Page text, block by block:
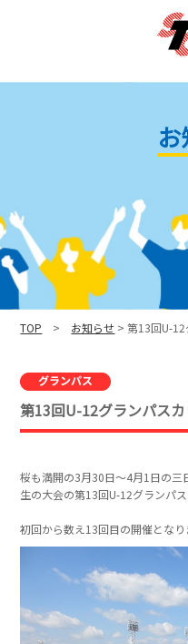
TOP > お知らせ > 第13回U-12
第13回U-12グランパスカ
桜も満開の3月30日～4月1日の
生の大会の第13回U-12グランパ
初回から数え13回目の開催となり